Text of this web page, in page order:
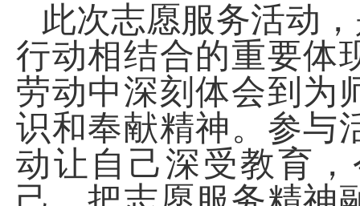
此次志愿服务活动
行动相结合的重要体
劳动中深刻体会到为
识和奉献精神。参与
动让自己深受教育